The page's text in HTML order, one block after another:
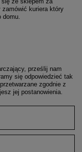
zamówić kuriera który
domu.
prześlij nam
się odpowiedzieć tak
zgodnie z
jej postanowienia.